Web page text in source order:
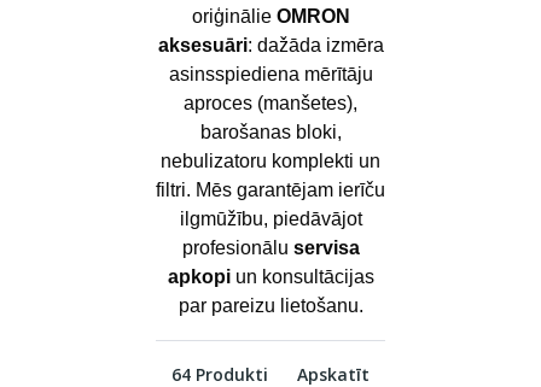
oriģinālie OMRON
aksesuāri: dažāda izmēra
asinsspiediena mērītāju
aproces (manšetes),
barošanas bloki,
nebulizatoru komplekti un
filtri. Mēs garantējam ierīču
ilgmūžību, piedāvājot
profesionālu servisa
apkopiun konsultācijas
par pareizu lietošanu.
64 Produkti
Apskatīt